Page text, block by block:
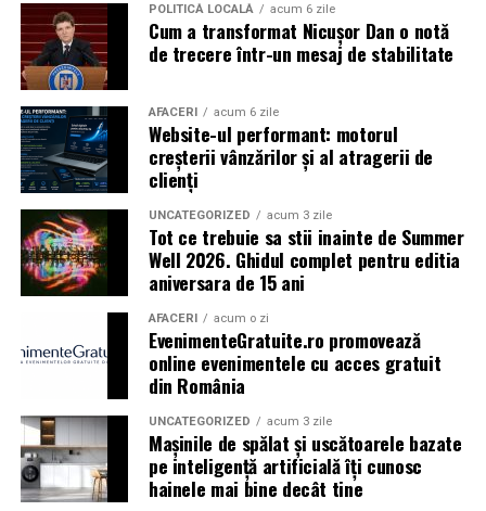
Caravana„În pielea mea”ajunge laCinema City
Shopping City Ploiești, pe 18 februarie, de la 18:30, la
proiecția specială introdusă de regizorul
alături de actoriiIoana State, Vlad și Oana Gherman,
Azaleea Necula și Gabriel Vatavu.
O comedie actuală și spumoasă, filmul
mea”este distribuit de T.R.I.B.E. Films.
TRAILER:https://bit.ly/InPieleaMea
Site oficial:
inpieleamea.ro
Mai multe detalii, imagini de la filmări, fragmente din
film, declarații din partea actorilor și informații despre
concursuri sunt disponibile pe paginile social media ale
filmului deFacebook,Instagram,TikTok
Adrian Pădurețu semnează imaginea filmului. De sunet
s-a ocupat Bogdan Ivanovici, de scenografie Anca
POLITICĂ LOCALĂ acum 6 zile
Cum a transformat Nicușor Dan o notă
de trecere într-un mesaj de stabilitate
AFACERI acum 6 zile
Website-ul performant: motorul
creșterii vânzărilor și al atragerii de
clienți
UNCATEGORIZED acum 3 zile
Tot ce trebuie sa stii inainte de Summer
Well 2026. Ghidul complet pentru editia
aniversara de 15 ani
AFACERI acum o zi
EvenimenteGratuite.ro promovează
online evenimentele cu acces gratuit
din România
UNCATEGORIZED acum 3 zile
Mașinile de spălat și uscătoarele bazate
pe inteligență artificială îți cunosc
hainele mai bine decât tine